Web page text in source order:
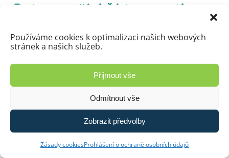
Používáme cookies k optimalizaci našich webových
stránek a našich služeb.
Přijmout vše
Odmítnout vše
Zobrazit předvolby
Zásady cookiesProhlášení o ochraně osobních údajů
🍕 Pizza na přání: Žáci rozhodují o
28. 11. 2025
VÁNOČNÍ JARMARK
27. 11. 2025
Pracovní činnosti děvčat 7. a 8.
ročníku